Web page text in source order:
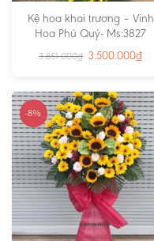
Kệ hoa khai trương – Vinh
Hoa Phú Quý- Ms:3827
3.851.000₫ 3.500.000₫
-8%